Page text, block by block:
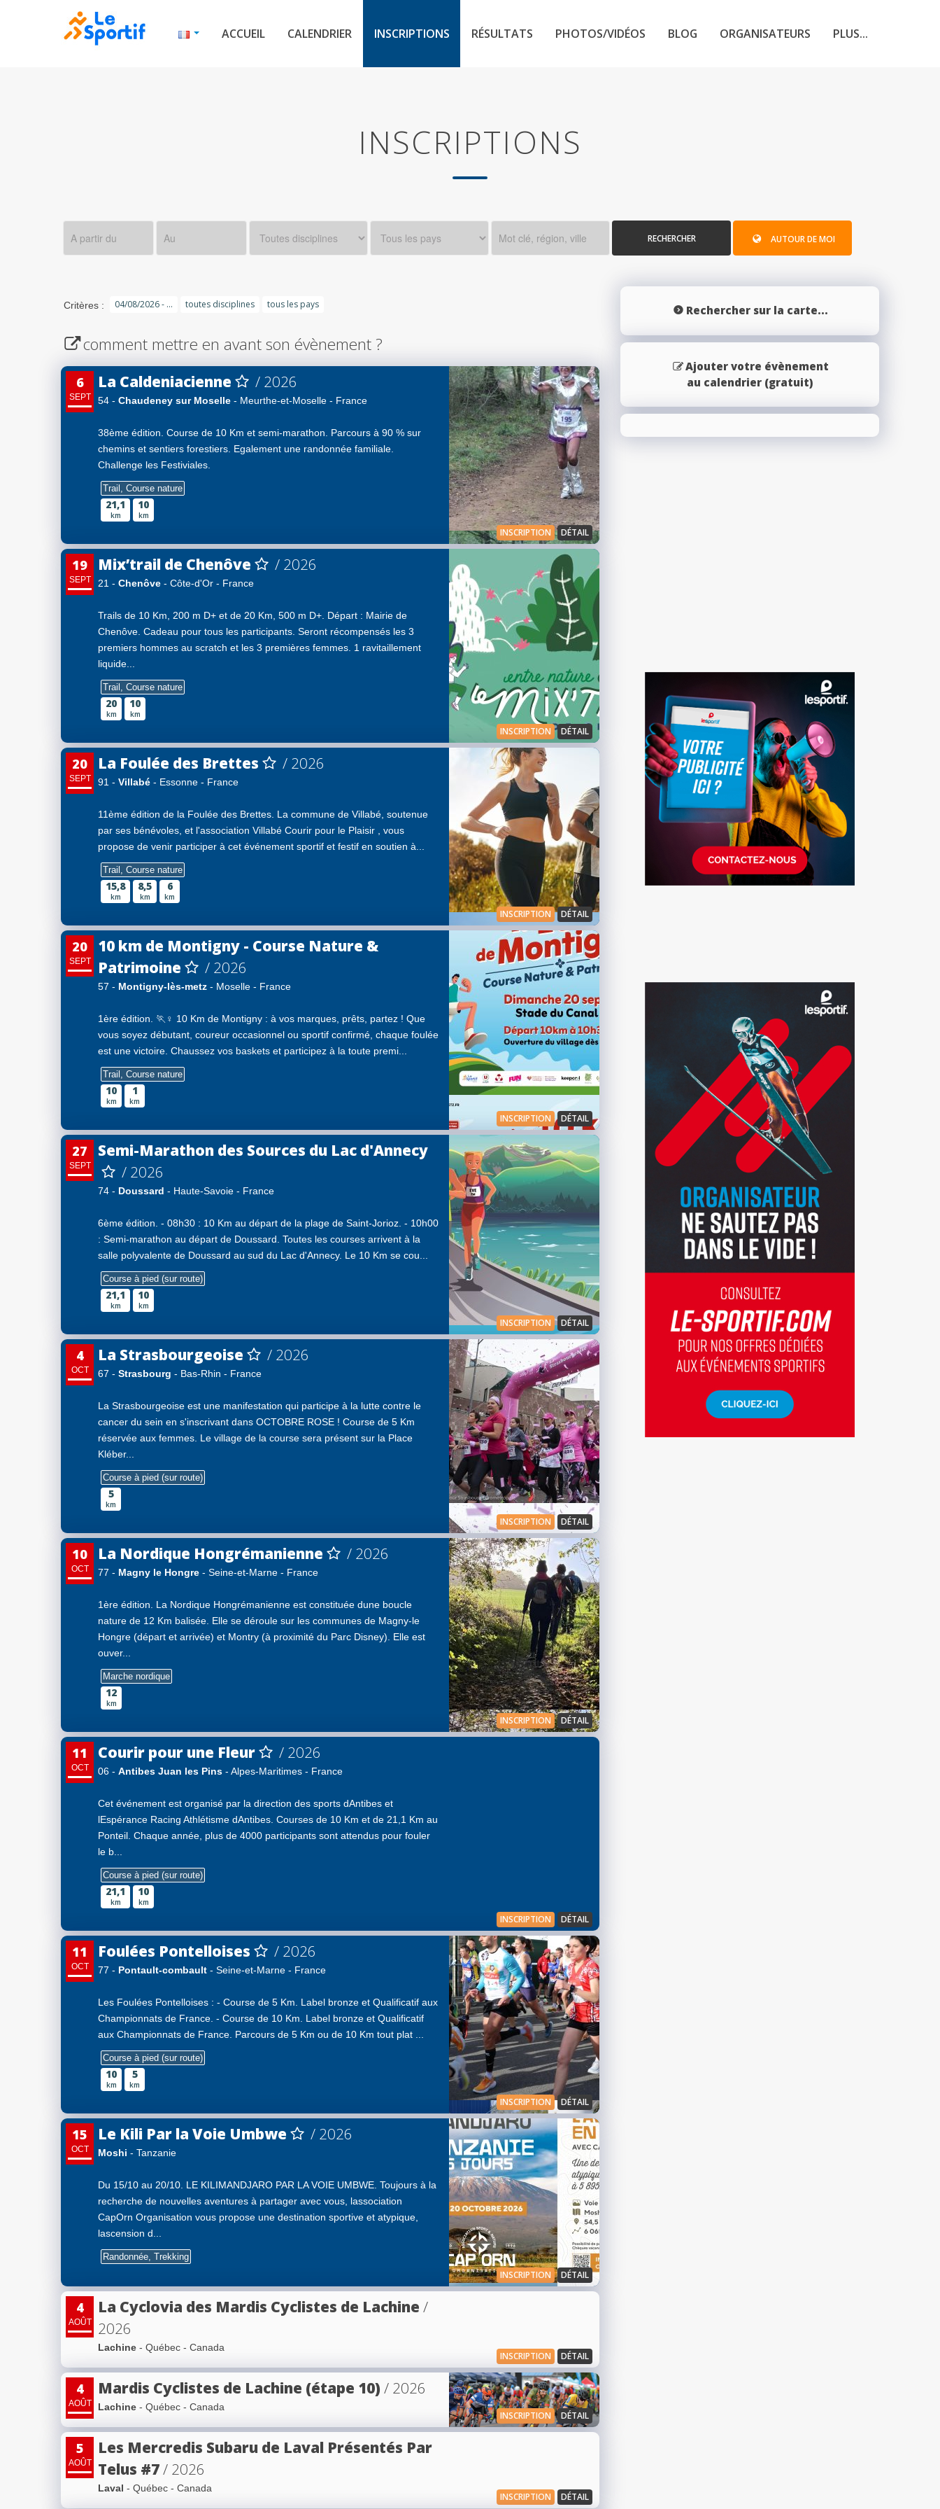
ACCUEIL CALENDRIER INSCRIPTIONS RÉSULTATS PHOTOS/VIDÉOS BLOG ORGANISATEURS PLUS...
INSCRIPTIONS
RECHERCHER AUTOUR DE MOI
Critères : 04/08/2026 - ... toutes disciplines tous les pays
comment mettre en avant son évènement ?
6
SEPT
La Caldeniacienne / 2026
54 - Chaudeney sur Moselle - Meurthe-et-Moselle - France
38ème édition. Course de 10 Km et semi-marathon. Parcours à 90 % sur
chemins et sentiers forestiers. Egalement une randonnée familiale.
Challenge les Festiviales.
Trail, Course nature
21,1
km
10
km
INSCRIPTION DÉTAIL
19
SEPT
Mix’trail de Chenôve / 2026
21 - Chenôve - Côte-d'Or - France
Trails de 10 Km, 200 m D+ et de 20 Km, 500 m D+. Départ : Mairie de
Chenôve. Cadeau pour tous les participants. Seront récompensés les 3
premiers hommes au scratch et les 3 premières femmes. 1 ravitaillement
liquide...
Trail, Course nature
20
km
10
km
INSCRIPTION DÉTAIL
20
SEPT
La Foulée des Brettes / 2026
91 - Villabé - Essonne - France
11ème édition de la Foulée des Brettes. La commune de Villabé, soutenue
par ses bénévoles, et l'association Villabé Courir pour le Plaisir , vous
propose de venir participer à cet événement sportif et festif en soutien à...
Trail, Course nature
15,8
km
8,5
km
6
km
INSCRIPTION DÉTAIL
20
SEPT
10 km de Montigny - Course Nature &
Patrimoine
/ 2026
57 - Montigny-lès-metz - Moselle - France
1ère édition. 🏃♀️ 10 Km de Montigny : à vos marques, prêts, partez ! Que
vous soyez débutant, coureur occasionnel ou sportif confirmé, chaque foulée
est une victoire. Chaussez vos baskets et participez à la toute premi...
Trail, Course nature
10
km
1
km
INSCRIPTION DÉTAIL
27
SEPT
Semi-Marathon des Sources du Lac d'Annecy
/ 2026
74 - Doussard - Haute-Savoie - France
6ème édition. - 08h30 : 10 Km au départ de la plage de Saint-Jorioz. - 10h00
: Semi-marathon au départ de Doussard. Toutes les courses arrivent à la
salle polyvalente de Doussard au sud du Lac d'Annecy. Le 10 Km se cou...
Course à pied (sur route)
21,1
km
10
km
INSCRIPTION DÉTAIL
4
OCT
La Strasbourgeoise / 2026
67 - Strasbourg - Bas-Rhin - France
La Strasbourgeoise est une manifestation qui participe à la lutte contre le
cancer du sein en s'inscrivant dans OCTOBRE ROSE ! Course de 5 Km
réservée aux femmes. Le village de la course sera présent sur la Place
Kléber...
Course à pied (sur route)
5
km
INSCRIPTION DÉTAIL
10
OCT
La Nordique Hongrémanienne / 2026
77 - Magny le Hongre - Seine-et-Marne - France
1ère édition. La Nordique Hongrémanienne est constituée dune boucle
nature de 12 Km balisée. Elle se déroule sur les communes de Magny-le
Hongre (départ et arrivée) et Montry (à proximité du Parc Disney). Elle est
ouver...
Marche nordique
12
km
INSCRIPTION DÉTAIL
11
OCT
Courir pour une Fleur / 2026
06 - Antibes Juan les Pins - Alpes-Maritimes - France
Cet événement est organisé par la direction des sports dAntibes et
lEspérance Racing Athlétisme dAntibes. Courses de 10 Km et de 21,1 Km au
Ponteil. Chaque année, plus de 4000 participants sont attendus pour fouler
le b...
Course à pied (sur route)
21,1
km
10
km
INSCRIPTION DÉTAIL
11
OCT
Foulées Pontelloises / 2026
77 - Pontault-combault - Seine-et-Marne - France
Les Foulées Pontelloises : - Course de 5 Km. Label bronze et Qualificatif aux
Championnats de France. - Course de 10 Km. Label bronze et Qualificatif
aux Championnats de France. Parcours de 5 Km ou de 10 Km tout plat ...
Course à pied (sur route)
10
km
5
km
INSCRIPTION DÉTAIL
15
OCT
Le Kili Par la Voie Umbwe / 2026
Moshi - Tanzanie
Du 15/10 au 20/10. LE KILIMANDJARO PAR LA VOIE UMBWE. Toujours à la
recherche de nouvelles aventures à partager avec vous, lassociation
CapOrn Organisation vous propose une destination sportive et atypique,
lascension d...
Randonnée, Trekking
INSCRIPTION DÉTAIL
4
AOÛT
La Cyclovia des Mardis Cyclistes de Lachine /
2026
Lachine - Québec - Canada
INSCRIPTION DÉTAIL
4
AOÛT
Mardis Cyclistes de Lachine (étape 10) / 2026
Lachine - Québec - Canada
INSCRIPTION DÉTAIL
5
AOÛT
Les Mercredis Subaru de Laval Présentés Par
Telus #7/ 2026
Laval - Québec - Canada
INSCRIPTION DÉTAIL
Rechercher sur la carte...
Ajouter votre évènement
au calendrier (gratuit)